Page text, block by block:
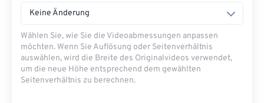
Keine Änderung
Wählen Sie, wie Sie die Videoabmessungen anpassen
möchten. Wenn Sie Auflösung oder Seitenverhältnis
auswählen, wird die Breite des Originalvideos verwendet,
um die neue Höhe entsprechend dem gewählten
Seitenverhältnis zu berechnen.